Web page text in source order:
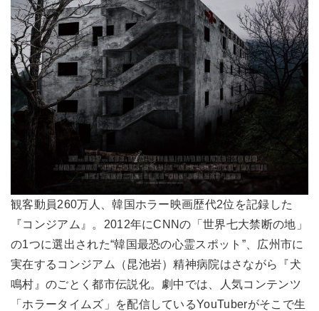
観客動員260万人、韓国ホラー映画歴代2位を記録した
『コンジアム』。2012年にCNNの「世界七大禁断の地」
の1つに選出された“韓国最恐の心霊スポット”、広州市に
実在するコンジアム（昆池岩）精神病院はさながら『犬
鳴村』のごとく都市伝説化。劇中では、人気コンテンツ
「ホラータイムズ」を配信しているYouTuberがそこで生